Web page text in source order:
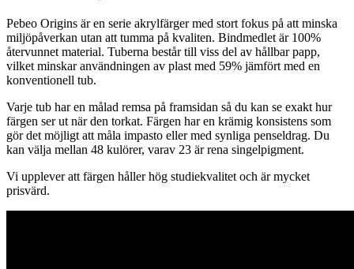
Pebeo Origins är en serie akrylfärger med stort fokus på att minska
miljöpåverkan utan att tumma på kvaliten. Bindmedlet är 100%
återvunnet material. Tuberna består till viss del av hållbar papp,
vilket minskar användningen av plast med 59% jämfört med en
konventionell tub.
Varje tub har en målad remsa på framsidan så du kan se exakt hur
färgen ser ut när den torkat. Färgen har en krämig konsistens som
gör det möjligt att måla impasto eller med synliga penseldrag. Du
kan välja mellan 48 kulörer, varav 23 är rena singelpigment.
Vi upplever att färgen håller hög studiekvalitet och är mycket
prisvärd.